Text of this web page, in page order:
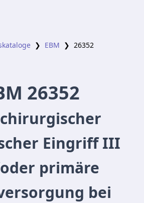
❯ EBM ❯ 26352
26352
Eingriff III
primäre
bei